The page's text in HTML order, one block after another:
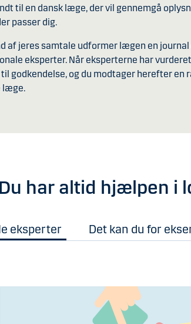
til en dansk læge, der vil gennemgå
passer dig.
af jeres samtale udformer lægen en
eksperter. Når eksperterne har
godkendelse, og du modtager herefter en
læge.
Du har altid hjælpen i
eksperter Det kan du for